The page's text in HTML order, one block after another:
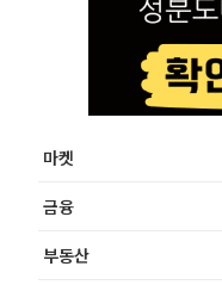
마켓
금융
부동산